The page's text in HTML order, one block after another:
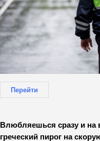
Перейти
Влюбляешься сразу и
греческий пирог на